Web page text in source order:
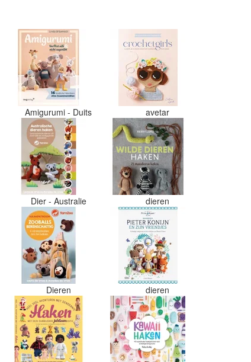
welke kleurcode bij welke bol
Had ook 3x 50 gram zwart besteld
maar door de andere bollen zitten
er nu verschillende kleuren vezels
in het zwart. Dat vind ik erg
jammer. Als ik nu wil nabestellen
moet ik maar hopen dat ik de juiste
kleurcode bij de juiste bol heb
gedaan. Misschien een tip om de
kleuren apart in te pakken met een
sticker welke kleur het is?
Desondanks zou ik deze shop zeker
wel aanbevelen wat betreft de
viltwol. Goede prijs/kwaliteit
verhouding.
Amigurumi - Duits avetar
Dier - Australie dieren
Dieren dieren